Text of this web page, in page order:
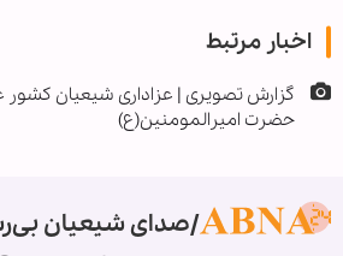
اخبار مرتبط
گزارش تصویری | عزاداری شیعیان
حضرت امیرالمومنین(ع)
صدای شیعیان